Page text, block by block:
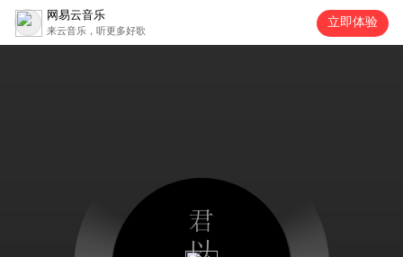
网易云音乐
来云音乐，听更多好歌
立即体验